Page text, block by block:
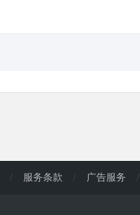
/ 服务条款 / 广告服务 /